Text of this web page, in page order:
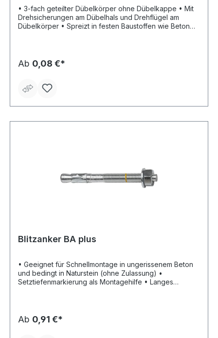
• 3-fach geteilter Dübelkörper ohne Dübelkappe • Mit
Drehsicherungen am Dübelhals und Drehflügel am
Dübelkörper • Spreizt in festen Baustoffen wie Beton
Ab 0,08 €*
Blitzanker BA plus
• Geeignet für Schnellmontage in ungerissenem Beton
und bedingt in Naturstein (ohne Zulassung) •
Setztiefenmarkierung als Montagehilfe • Langes
Ab 0,91 €*